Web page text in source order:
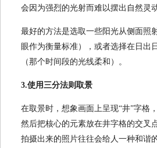
会因为强烈的光射而难以摆出自然灵
最好的方法是选取一些阳光从侧面照
眼作为衡量标准），或者选择在日出
（那个时间段的光线柔和）。
3.使用三分法则取景
在取景时，想象画面上呈现“井”字格
然后把核心的元素放在井字格的交叉
拍摄出来的照片往往会给人一种和谐